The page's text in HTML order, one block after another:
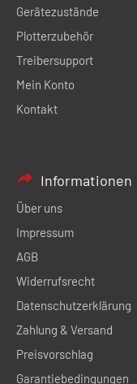
Gerätezustände
Plotterzubehör
Treibersupport
Mein Konto
Kontakt
Informationen
Über uns
Impressum
AGB
Widerrufsrecht
Datenschutzerklärung
Zahlung & Versand
Preisvorschlag
Garantiebedingungen